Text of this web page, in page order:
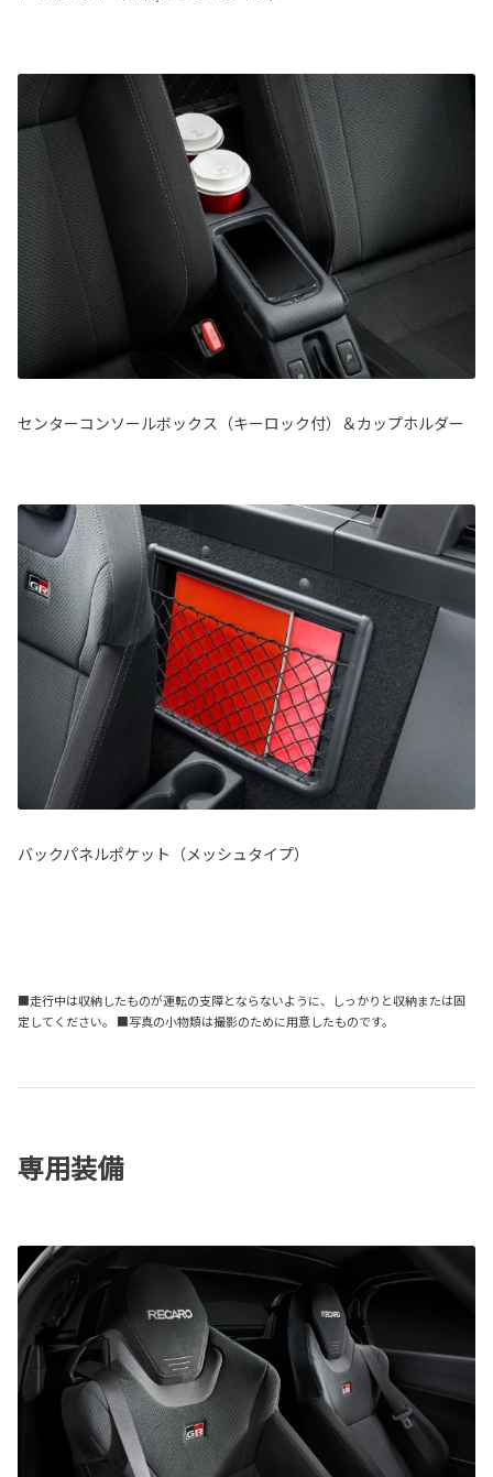
センターコンソールボックス（キーロック付）＆カップホルダー
バックパネルポケット（メッシュタイプ）
■走行中は収納したものが運転の支障とならないように、しっかりと収納または固
定してください。 ■写真の小物類は撮影のために用意したものです。
専用装備